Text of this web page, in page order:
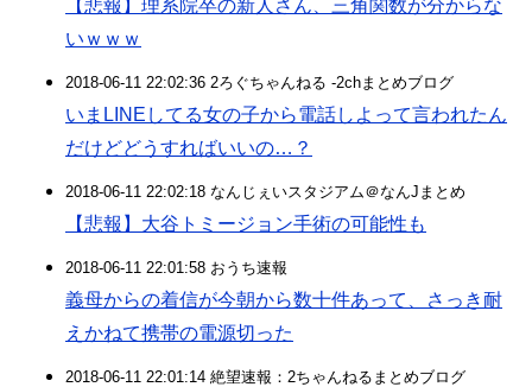
【悲報】理系院卒の新人さん、三角関数が分からな
いｗｗｗ
2018-06-11 22:02:36 2ろぐちゃんねる -2chまとめブログ
いまLINEしてる女の子から電話しよって言われたん
だけどどうすればいいの…？
2018-06-11 22:02:18 なんじぇいスタジアム＠なんJまとめ
【悲報】大谷トミージョン手術の可能性も
2018-06-11 22:01:58 おうち速報
義母からの着信が今朝から数十件あって、さっき耐
えかねて携帯の電源切った
2018-06-11 22:01:14 絶望速報：2ちゃんねるまとめブログ